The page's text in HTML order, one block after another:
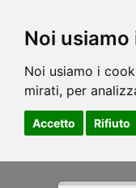
Noi
Noi usiamo i
mirati, per
Accetto Rifiuto